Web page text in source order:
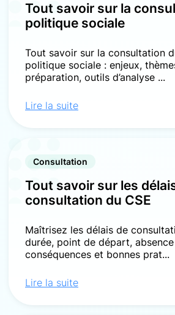
Tout savoir sur la
politique sociale
Tout savoir sur la consultation
politique sociale : enjeux,
préparation, outils d’analyse ...
Lire la suite
Consultation
Tout savoir sur les
consultation du CSE
Maîtrisez les délais de
durée, point de départ,
conséquences et bonnes prat...
Lire la suite